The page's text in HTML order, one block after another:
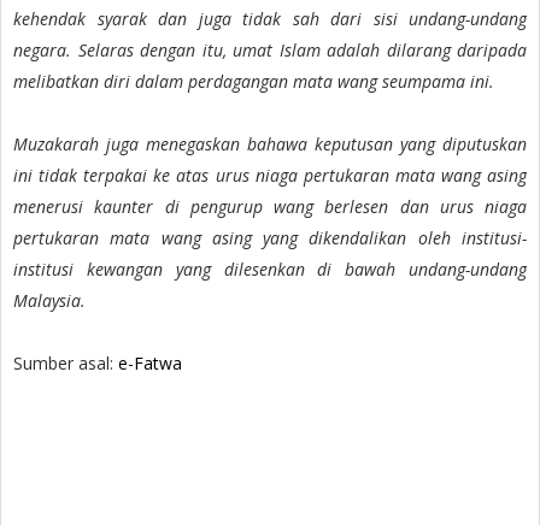
kehendak syarak dan juga tidak sah dari sisi undang-undang
negara. Selaras dengan itu, umat Islam adalah dilarang daripada
melibatkan diri dalam perdagangan mata wang seumpama ini.
Muzakarah juga menegaskan bahawa keputusan yang diputuskan
ini tidak terpakai ke atas urus niaga pertukaran mata wang asing
menerusi kaunter di pengurup wang berlesen dan urus niaga
pertukaran mata wang asing yang dikendalikan oleh institusi-
institusi kewangan yang dilesenkan di bawah undang-undang
Malaysia.
Sumber asal: e-Fatwa